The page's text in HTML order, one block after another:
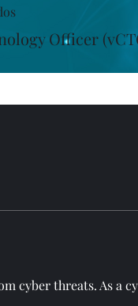
cyber threats. As a
Officer